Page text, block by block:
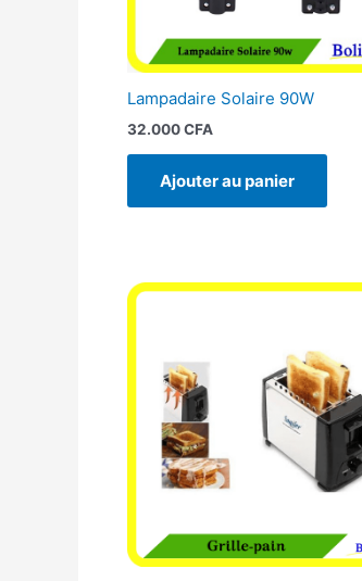
Lampadaire Solaire 90W
32.000CFA
Ajouter au panier